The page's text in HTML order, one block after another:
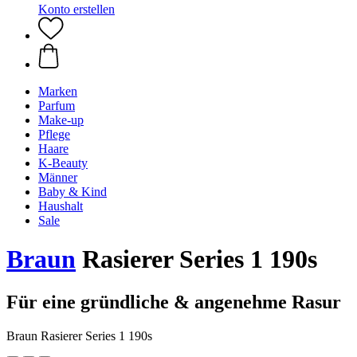
Konto erstellen
Marken
Parfum
Make-up
Pflege
Haare
K-Beauty
Männer
Baby & Kind
Haushalt
Sale
Braun Rasierer Series 1 190s
Für eine gründliche & angenehme Rasur
Braun Rasierer Series 1 190s